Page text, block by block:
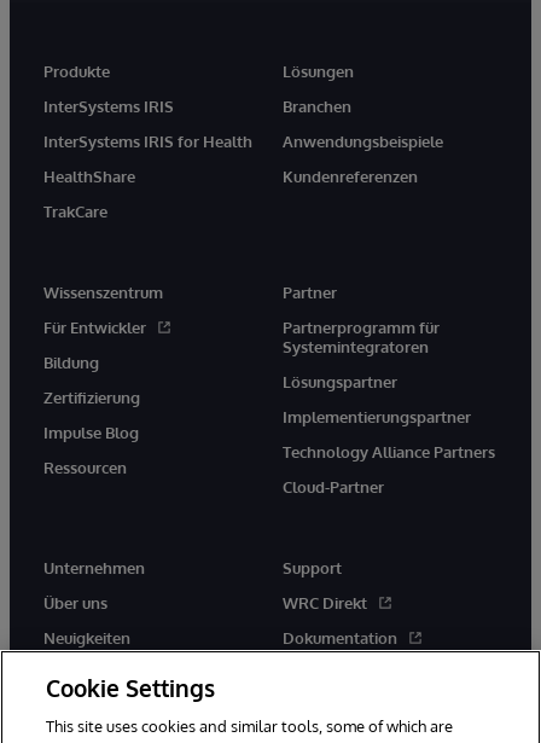
Produkte
InterSystems IRIS
InterSystems IRIS for Health
HealthShare
TrakCare
Lösungen
Branchen
Anwendungsbeispiele
Kundenreferenzen
Wissenszentrum
Für Entwickler
Bildung
Zertifizierung
Impulse Blog
Ressourcen
Partner
Partnerprogramm für
Systemintegratoren
Lösungspartner
Implementierungspartner
Technology Alliance Partners
Cloud-Partner
Unternehmen
Über uns
Neuigkeiten
Support
WRC Direkt
Dokumentation
Cookie Settings
This site uses cookies and similar tools, some of which are